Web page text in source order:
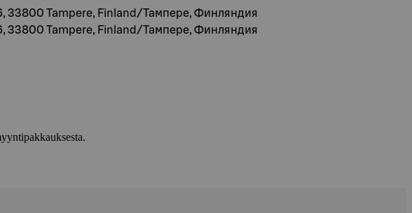
33800 Tampere, Finland/Тампере, Финляндия
33800 Tampere, Finland/Тампере, Финляндия